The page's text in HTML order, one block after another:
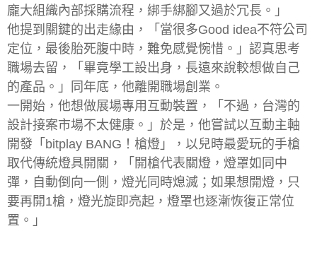
龐大組織內部採購流程，綁手綁腳又過於冗長。」
他提到關鍵的出走緣由，「當很多Good idea不符公司
定位，最後胎死腹中時，難免感覺惋惜。」認真思考
職場去留，「畢竟學工設出身，長遠來說較想做自己
的產品。」同年底，他離開職場創業。
一開始，他想做展場專用互動裝置，「不過，台灣的
設計接案市場不太健康。」於是，他嘗試以互動主軸
開發「bitplay BANG！槍燈」，以兒時最愛玩的手槍
取代傳統燈具開關，「開槍代表關燈，燈罩如同中
彈，自動倒向一側，燈光同時熄滅；如果想開燈，只
要再開1槍，燈光旋即亮起，燈罩也逐漸恢復正常位
置。」